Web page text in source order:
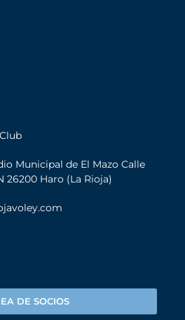
Municipal de El Mazo Calle
26200 Haro (La Rioja)
DE SOCIOS